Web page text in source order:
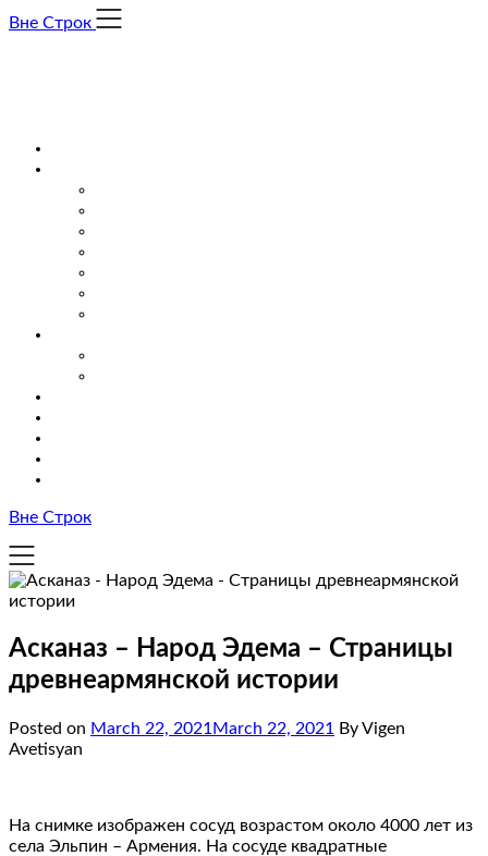
Skip
Вне Строк
Вне Строк
Асканаз – Народ Эдема – Страницы
древнеармянской истории
Posted on March 22, 2021 March 22, 2021
By Vigen
Avetisyan
На снимке изображен сосуд возрастом около 4000 лет из
села Эльпин – Армения. На сосуде квадратные